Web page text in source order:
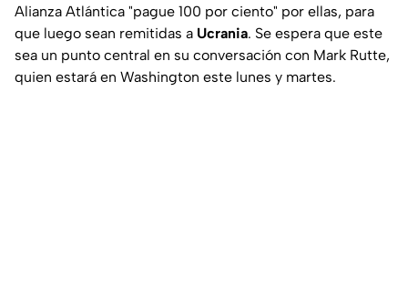
Alianza Atlántica "pague 100 por ciento" por ellas, para
que luego sean remitidas a Ucrania. Se espera que este
sea un punto central en su conversación con Mark Rutte,
quien estará en Washington este lunes y martes.